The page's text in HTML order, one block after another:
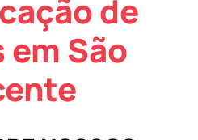
de
em São